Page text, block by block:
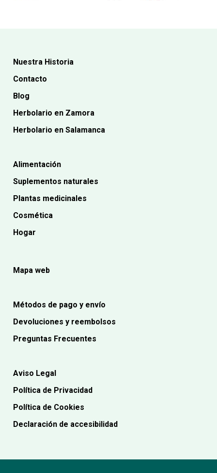
Nuestra Historia
Contacto
Blog
Herbolario en Zamora
Herbolario en Salamanca
Alimentación
Suplementos naturales
Plantas medicinales
Cosmética
Hogar
Mapa web
Métodos de pago y envío
Devoluciones y reembolsos
Preguntas Frecuentes
Aviso Legal
Política de Privacidad
Política de Cookies
Declaración de accesibilidad